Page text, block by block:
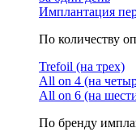
Имплантация
По количеству
Trefoil (на трех)
All on 4 (на
All on 6 (на
По бренду